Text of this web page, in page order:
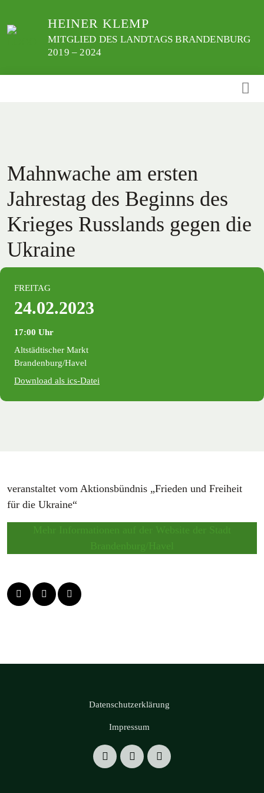
zum
HEINER KLEMP
MITGLIED DES LANDTAGS BRANDENBURG
2019 – 2024
Mahnwache am ersten
Jahrestag des Beginns des
Krieges Russlands gegen die
Ukraine
FREITAG
24.02.2023
17:00 Uhr
Altstädtischer Markt
Brandenburg/Havel
Download als ics-Datei
veranstaltet vom Aktionsbündnis „Frieden und Freiheit
für die Ukraine“
Datenschutzerklärung
Impressum